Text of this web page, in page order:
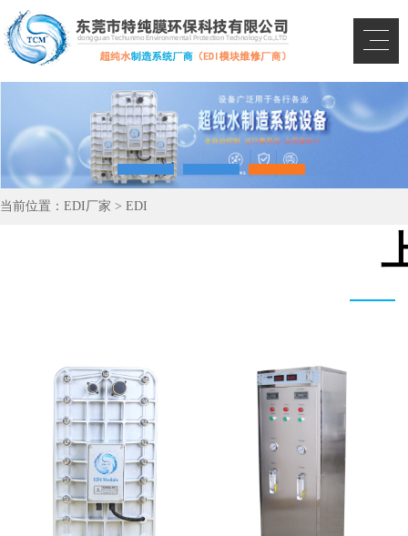
当前位置： EDI厂家 > EDI